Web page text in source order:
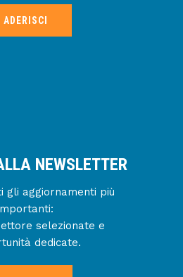
ADERISCI
NEWSLETTER
gli aggiornamenti più
selezionate e
dedicate.